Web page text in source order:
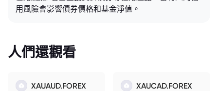
用風險會影響債券價格和基金淨值。
人們還觀看
XAUAUD.FOREX XAUCAD.FOREX